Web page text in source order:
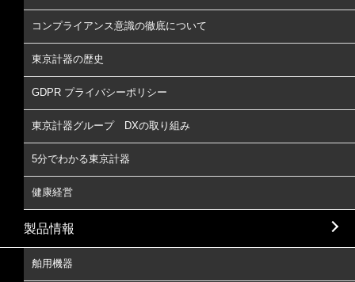
コンプライアンス意識の徹底について
東京計器の歴史
GDPR プライバシーポリシー
東京計器グループ DXの取り組み
5分でわかる東京計器
健康経営
製品情報
舶用機器